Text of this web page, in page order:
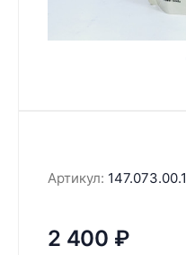
Артикул: 147.073.00.1
2 400 ₽